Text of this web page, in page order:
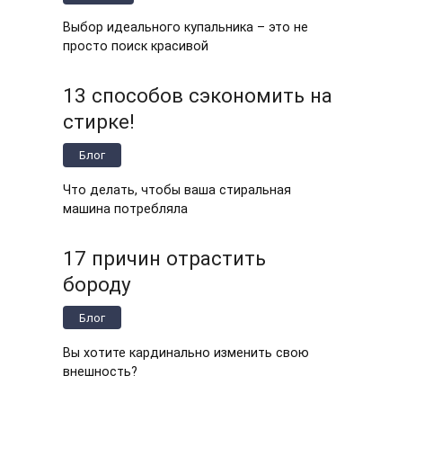
Выбор идеального купальника – это не
просто поиск красивой
13 способов сэкономить на
стирке!
Блог
Что делать, чтобы ваша стиральная
машина потребляла
17 причин отрастить
бороду
Блог
Вы хотите кардинально изменить свою
внешность?